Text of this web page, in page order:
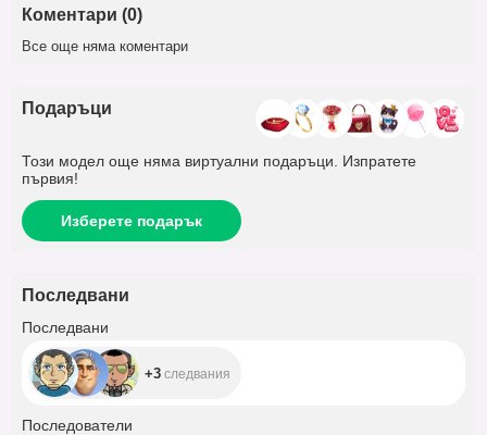
Коментари (0)
Все още няма коментари
Подаръци
Този модел още няма виртуални подаръци. Изпратете
първия!
Изберете подарък
Последвани
Последвани
+3 следвания
Последователи